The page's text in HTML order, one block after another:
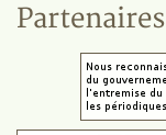
Partenaires